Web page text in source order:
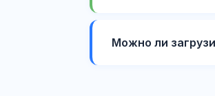
Можно ли